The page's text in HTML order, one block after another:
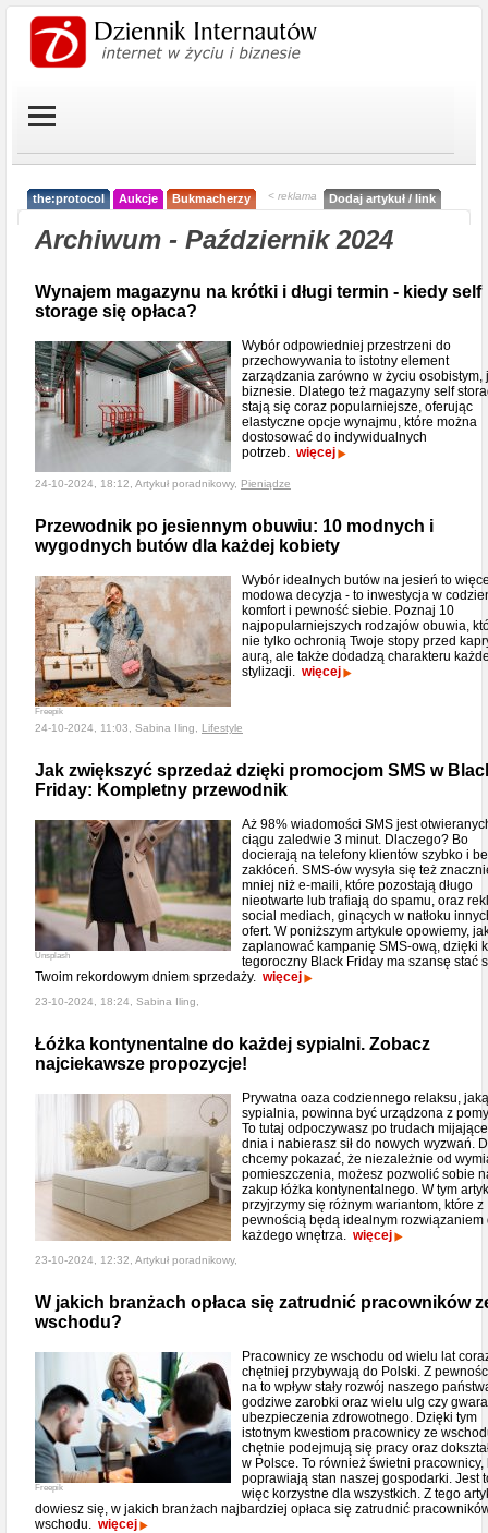
the:protocol Aukcje Bukmacherzy < reklama Dodaj artykuł / link
Archiwum - Październik 2024
Wynajem magazynu na krótki i długi termin - kiedy self
storage się opłaca?
Wybór odpowiedniej przestrzeni do
przechowywania to istotny element
zarządzania zarówno w życiu osobistym,
biznesie. Dlatego też magazyny self
stają się coraz popularniejsze, oferując
elastyczne opcje wynajmu, które można
dostosować do indywidualnych
potrzeb. więcej
24-10-2024, 18:12, Artykuł poradnikowy, Pieniądze
Przewodnik po jesiennym obuwiu: 10 modnych i
wygodnych butów dla każdej kobiety
Freepik
Wybór idealnych butów na jesień to
modowa decyzja - to inwestycja w
komfort i pewność siebie. Poznaj 10
najpopularniejszych rodzajów obuwia,
nie tylko ochronią Twoje stopy przed
aurą, ale także dodadzą charakteru
stylizacji. więcej
24-10-2024, 11:03, Sabina Iling, Lifestyle
Jak zwiększyć sprzedaż dzięki promocjom SMS w
Friday: Kompletny przewodnik
Unsplash
Aż 98% wiadomości SMS jest
ciągu zaledwie 3 minut. Dlaczego? Bo
docierają na telefony klientów szybko i
zakłóceń. SMS-ów wysyła się też
mniej niż e-maili, które pozostają długo
nieotwarte lub trafiają do spamu, oraz
social mediach, ginących w natłoku
ofert. W poniższym artykule opowiemy,
zaplanować kampanię SMS-ową, dzięki
tegoroczny Black Friday ma szansę stać
Twoim rekordowym dniem sprzedaży. więcej
23-10-2024, 18:24, Sabina Iling,
Łóżka kontynentalne do każdej sypialni. Zobacz
najciekawsze propozycje!
Prywatna oaza codziennego relaksu,
sypialnia, powinna być urządzona z
To tutaj odpoczywasz po trudach
dnia i nabierasz sił do nowych wyzwań.
chcemy pokazać, że niezależnie od
pomieszczenia, możesz pozwolić sobie
zakup łóżka kontynentalnego. W tym
przyjrzymy się różnym wariantom, które z
pewnością będą idealnym rozwiązaniem
każdego wnętrza. więcej
23-10-2024, 12:32, Artykuł poradnikowy,
W jakich branżach opłaca się zatrudnić pracowników
wschodu?
Freepik
Pracownicy ze wschodu od wielu lat
chętniej przybywają do Polski. Z
na to wpływ stały rozwój naszego
godziwe zarobki oraz wielu ulg czy
ubezpieczenia zdrowotnego. Dzięki tym
istotnym kwestiom pracownicy ze
chętnie podejmują się pracy oraz
w Polsce. To również świetni pracownicy,
poprawiają stan naszej gospodarki. Jest
więc korzystne dla wszystkich. Z tego
dowiesz się, w jakich branżach najbardziej opłaca się zatrudnić
wschodu. więcej